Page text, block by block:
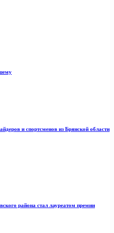
и спортсменов из Брянской области
района стал лауреатом премии